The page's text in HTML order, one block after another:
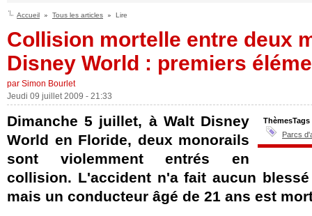
Accueil Tous les articles Lire
Collision mortelle entre deux
Disney World : premiers
par Simon Bourlet
Jeudi 09 juillet 2009 - 21:33
ThèmesTags
Parcs
Dimanche 5 juillet, à Walt Disney
World en Floride, deux monorails
sont violemment entrés en
collision. L'accident n'a fait aucun
mais un conducteur âgé de 21 ans est